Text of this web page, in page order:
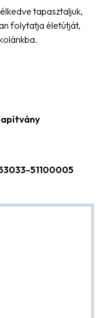
tapasztaljuk,
folytatja életútját,
51100005